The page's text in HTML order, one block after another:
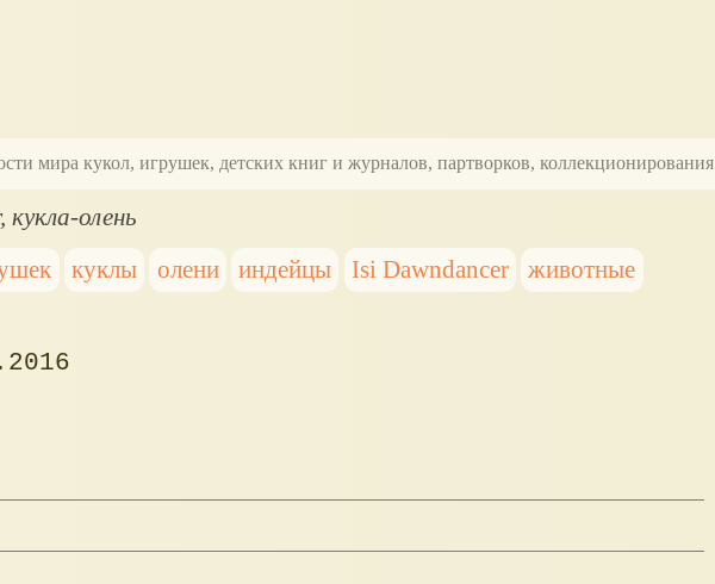
мира кукол, игрушек, детских книг и журналов, партворков, коллекционирования
олень
куклы олени индейцы Isi Dawndancer животные